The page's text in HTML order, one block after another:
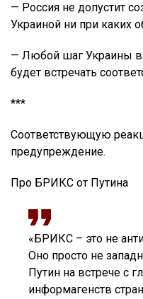
— Россия не допустит
Украиной ни при каких
— Любой шаг Украины в
будет встречать
***
Соответствующую
предупреждение.
Про БРИКС от Путина
«БРИКС – это не
Оно просто не
Путин на встрече с
информагенств